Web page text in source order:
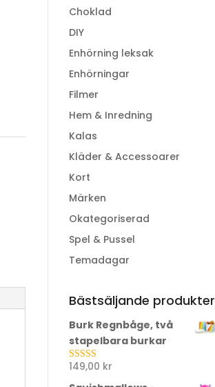
Choklad
DIY
Enhörning leksak
Enhörningar
Filmer
Hem & Inredning
Kalas
Kläder & Accessoarer
Kort
Märken
Okategoriserad
Spel & Pussel
Temadagar
Bästsäljande produkter
Burk Regnbåge, två
stapelbara burkar
Betygsatt
149,00 kr